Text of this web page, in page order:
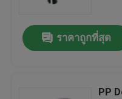
ราคาถูกที่สุด
PP